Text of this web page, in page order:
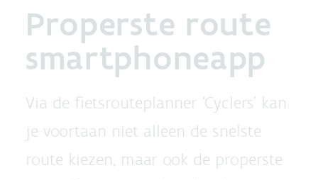
Properste route
smartphoneapp
Via de fietsrouteplanner ‘Cyclers’ kan
je voortaan niet alleen de snelste
route kiezen, maar ook de properste